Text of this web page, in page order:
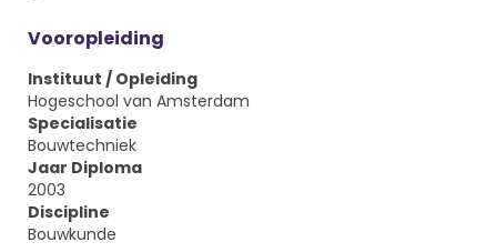
Vooropleiding
Instituut / Opleiding
Hogeschool van Amsterdam
Specialisatie
Bouwtechniek
Jaar Diploma
2003
Discipline
Bouwkunde